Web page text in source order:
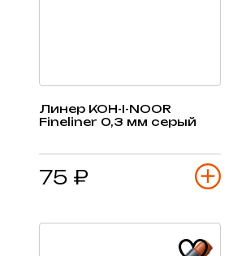
Линер KOH-I-NOOR
Fineliner 0,3 мм серый
75 ₽